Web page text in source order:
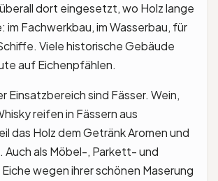
dort eingesetzt, wo Holz lange
im Fachwerkbau, im Wasserbau, für
Viele historische Gebäude
auf Eichenpfählen.
Einsatzbereich sind Fässer. Wein,
reifen in Fässern aus
das Holz dem Getränk Aromen und
Auch als Möbel-, Parkett- und
wegen ihrer schönen Maserung